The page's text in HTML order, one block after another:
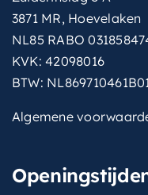
3871 MR, Hoevelaken
NL85 RABO
KVK: 42098016
BTW:
Algemene